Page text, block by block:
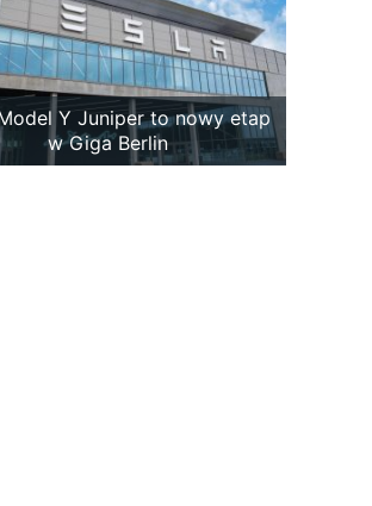
Y Juniper to nowy etap
w Giga Berlin